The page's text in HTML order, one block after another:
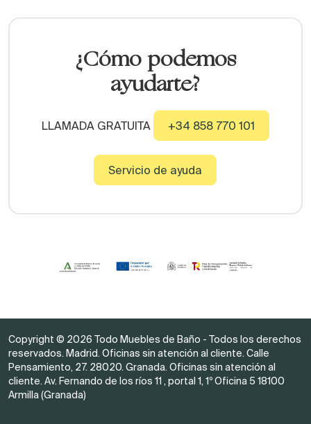
¿Cómo podemos
ayudarte?
LLAMADA GRATUITA +34 858 770 101
Servicio de ayuda
Copyright © 2026 Todo Muebles de Baño - Todos los derechos
reservados. Madrid. Oficinas sin atención al cliente. Calle
Pensamiento, 27. 28020. Granada. Oficinas sin atención al
cliente. Av. Fernando de los ríos 11 , portal 1, 1º Oficina 5 18100
Armilla (Granada)